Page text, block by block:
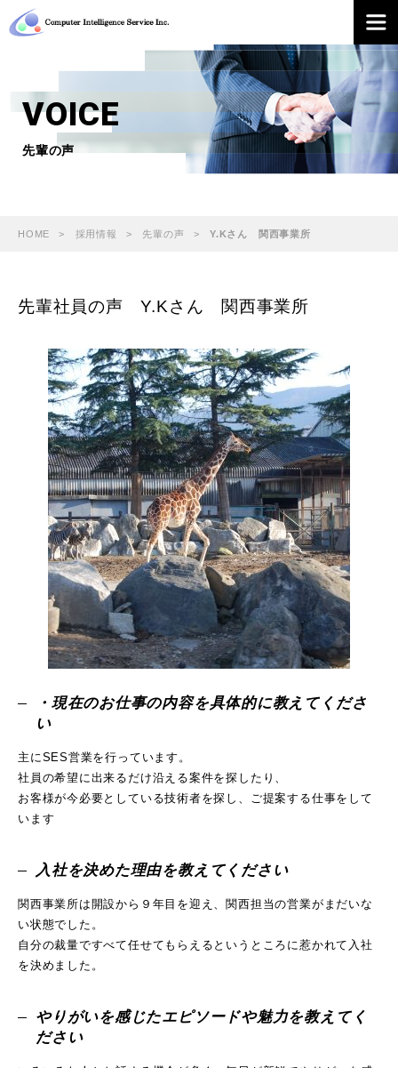
VOICE
先輩の声
HOME 採用情報 先輩の声 Y.Kさん 関西事業所
先輩社員の声 Y.Kさん 関西事業所
・現在のお仕事の内容を具体的に教えてくださ
い
主にSES営業を行っています。
社員の希望に出来るだけ沿える案件を探したり、
お客様が今必要としている技術者を探し、ご提案する仕事をして
います
入社を決めた理由を教えてください
関西事業所は開設から９年目を迎え、関西担当の営業がまだいな
い状態でした。
自分の裁量ですべて任せてもらえるというところに惹かれて入社
を決めました。
やりがいを感じたエピソードや魅力を教えてく
ださい